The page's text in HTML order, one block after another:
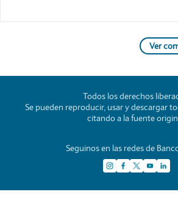
Ver
Todos los derechos
Se pueden reproducir, usar y descargar
citando a la fuente
Seguinos en las redes de